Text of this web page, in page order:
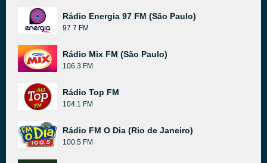
Rádio Energia 97 FM (São Paulo)
97.7 FM
Rádio Mix FM (São Paulo)
106.3 FM
Rádio Top FM
104.1 FM
Rádio FM O Dia (Rio de Janeiro)
100.5 FM